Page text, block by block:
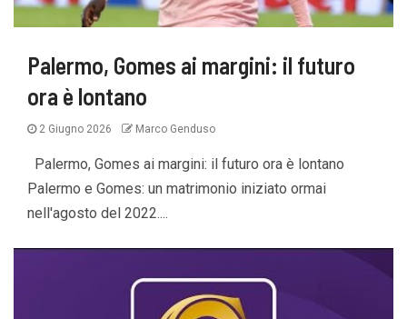
Palermo, Gomes ai margini: il futuro
ora è lontano
2 Giugno 2026 Marco Genduso
Palermo, Gomes ai margini: il futuro ora è lontano
Palermo e Gomes: un matrimonio iniziato ormai
nell'agosto del 2022....